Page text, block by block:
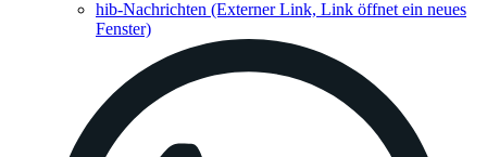
hib-Nachrichten (Externer Link, Link öffnet ein neues
Fenster)